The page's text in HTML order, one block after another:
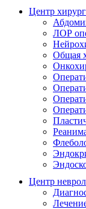
Центр
ЛОР
Общая
Центр